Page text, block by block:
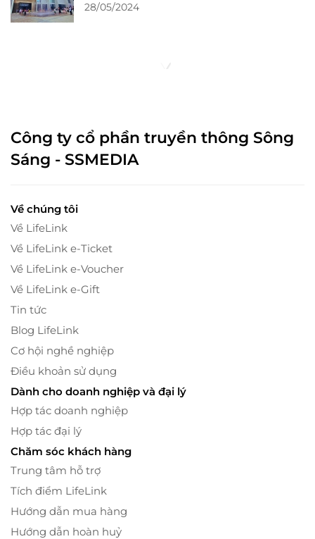
28/05/2024
Công ty cổ phần truyền thông Sông
Sáng - SSMEDIA
Về chúng tôi
Về LifeLink
Về LifeLink e-Ticket
Về LifeLink e-Voucher
Về LifeLink e-Gift
Tin tức
Blog LifeLink
Cơ hội nghề nghiệp
Điều khoản sử dụng
Dành cho doanh nghiệp và đại lý
Hợp tác doanh nghiệp
Hợp tác đại lý
Chăm sóc khách hàng
Trung tâm hỗ trợ
Tích điểm LifeLink
Hướng dẫn mua hàng
Hướng dẫn hoàn huỷ